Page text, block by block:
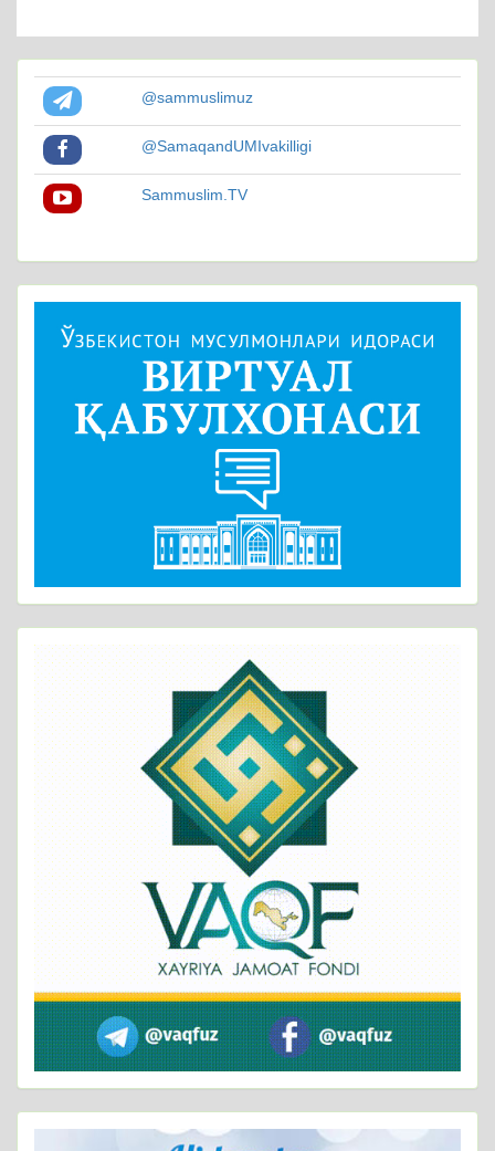
@sammuslimuz
@SamaqandUMIvakilligi
Sammuslim.TV